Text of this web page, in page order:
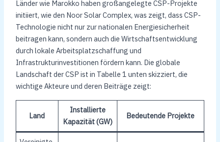
Länder wie Marokko haben großangelegte CSP-Projekte
initiiert, wie den Noor Solar Complex, was zeigt, dass CSP-
Technologie nicht nur zur nationalen Energiesicherheit
beitragen kann, sondern auch die Wirtschaftsentwicklung
durch lokale Arbeitsplatzschaffung und
Infrastrukturinvestitionen fördern kann. Die globale
Landschaft der CSP ist in Tabelle 1 unten skizziert, die
wichtige Akteure und deren Beiträge zeigt:
Land
Installierte
Kapazität (GW)
Bedeutende Projekte